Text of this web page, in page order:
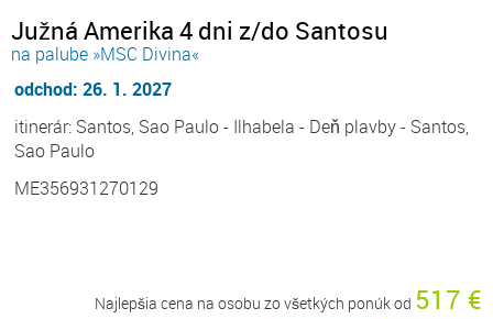
Južná Amerika 4 dni z/do Santosu
na palube »MSC Divina«
odchod: 26. 1. 2027
itinerár: Santos, Sao Paulo - Ilhabela - Deň plavby - Santos,
Sao Paulo
ME356931270129
Najlepšia cena na osobu zo všetkých ponúk od 517 €